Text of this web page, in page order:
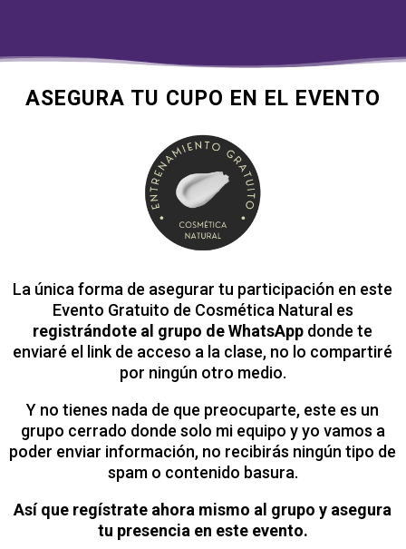
ASEGURA TU CUPO EN EL EVENTO
La única forma de asegurar tu participación en este
Evento Gratuito de Cosmética Natural es
registrándote al grupo de WhatsApp donde te
enviaré el link de acceso a la clase, no lo compartiré
por ningún otro medio.
Y no tienes nada de que preocuparte, este es un
grupo cerrado donde solo mi equipo y yo vamos a
poder enviar información, no recibirás ningún tipo de
spam o contenido basura.
Así que regístrate ahora mismo al grupo y asegura
tu presencia en este evento.